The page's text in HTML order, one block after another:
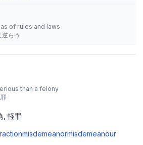
of rules and laws
らう
than a felony
軽罪
misdemeanormisdemeanour